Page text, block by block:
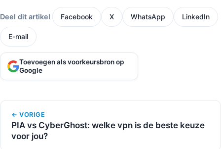
Deel dit artikel Facebook X WhatsApp LinkedIn
E-mail
Toevoegen als voorkeursbron op
Google
← VORIGE
PIA vs CyberGhost: welke vpn is de beste keuze
voor jou?